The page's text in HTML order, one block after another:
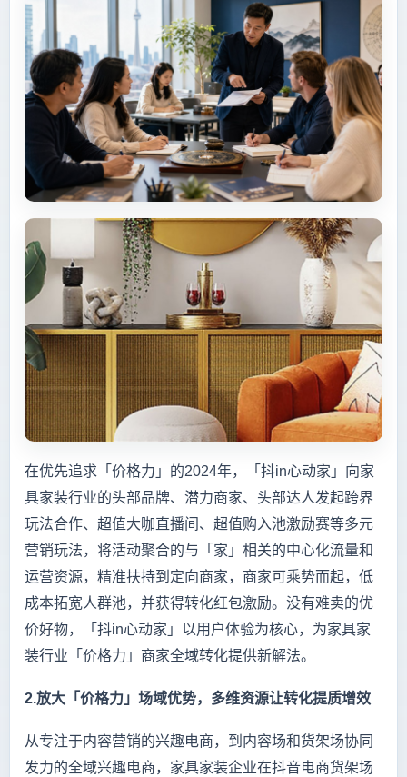
在优先追求「价格力」的2024年，「抖in心动家」向家
具家装行业的头部品牌、潜力商家、头部达人发起跨界
玩法合作、超值大咖直播间、超值购入池激励赛等多元
营销玩法，将活动聚合的与「家」相关的中心化流量和
运营资源，精准扶持到定向商家，商家可乘势而起，低
成本拓宽人群池，并获得转化红包激励。没有难卖的优
价好物，「抖in心动家」以用户体验为核心，为家具家
装行业「价格力」商家全域转化提供新解法。
2.放大「价格力」场域优势，多维资源让转化提质增效
从专注于内容营销的兴趣电商，到内容场和货架场协同
发力的全域兴趣电商，家具家装企业在抖音电商货架场